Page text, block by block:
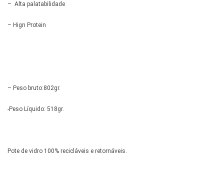
– Alta palatabilidade
– Hign Protein
– Peso bruto:802gr.
-Peso Líquido: 518gr.
Pote de vidro 100% recicláveis e retornáveis.